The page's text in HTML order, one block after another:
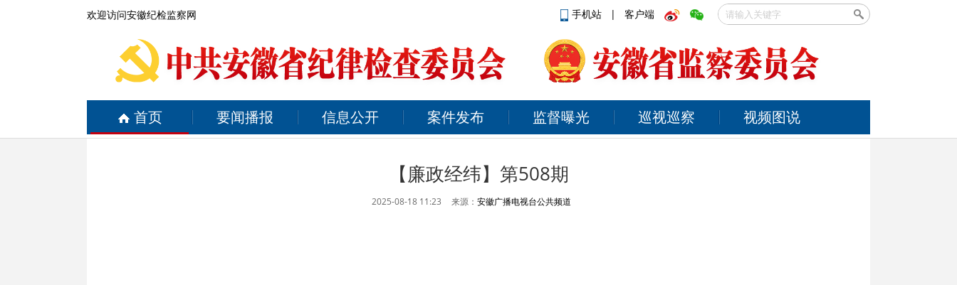
欢迎访问安徽纪检监察网 手机站 | 客户端
首页 要闻播报 信息公开 案件发布 监督曝光 巡视巡察 视频图说
【廉政经纬】第508期
2025-08-18 11:23 来源： 安徽广播电视台公共频道